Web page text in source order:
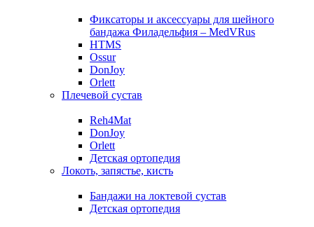
Фиксаторы и аксессуары для шейного
бандажа Филадельфия – MedVRus
HTMS
Ossur
DonJoy
Orlett
Плечевой сустав
Reh4Mat
DonJoy
Orlett
Детская ортопедия
Локоть, запястье, кисть
Бандажи на локтевой сустав
Детская ортопедия